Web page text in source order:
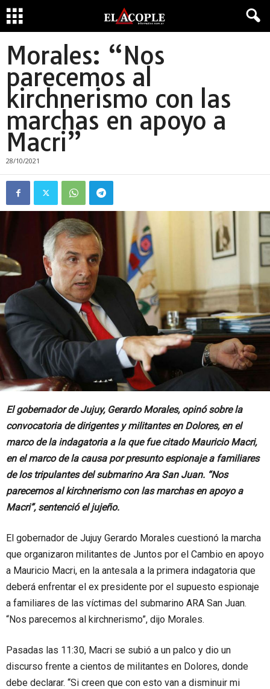
Morales: “Nos
parecemos al
kirchnerismo con las
marchas en apoyo a
Macri”
28/10/2021
El gobernador de Jujuy, Gerardo Morales, opinó sobre la
convocatoria de dirigentes y militantes en Dolores, en el
marco de la indagatoria a la que fue citado Mauricio Macri,
en el marco de la causa por presunto espionaje a familiares
de los tripulantes del submarino Ara San Juan. “Nos
parecemos al kirchnerismo con las marchas en apoyo a
Macri”, sentenció el jujeño.
El gobernador de Jujuy Gerardo Morales cuestionó la marcha
que organizaron militantes de Juntos por el Cambio en apoyo
a Mauricio Macri, en la antesala a la primera indagatoria que
deberá enfrentar el ex presidente por el supuesto espionaje
a familiares de las víctimas del submarino ARA San Juan.
“Nos parecemos al kirchnerismo”, dijo Morales.
Pasadas las 11:30, Macri se subió a un palco y dio un
discurso frente a cientos de militantes en Dolores, donde
debe declarar. “Si creen que con esto van a disminuir mi